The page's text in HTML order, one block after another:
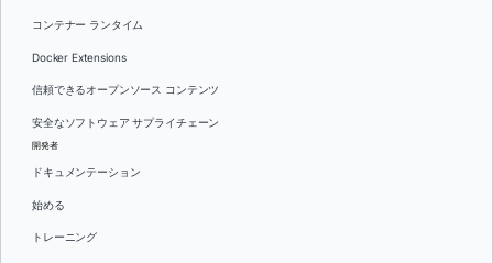
コンテナー ランタイム
Docker Extensions
信頼できるオープンソース コンテンツ
安全なソフトウェア サプライチェーン
開発者
ドキュメンテーション
始める
トレーニング